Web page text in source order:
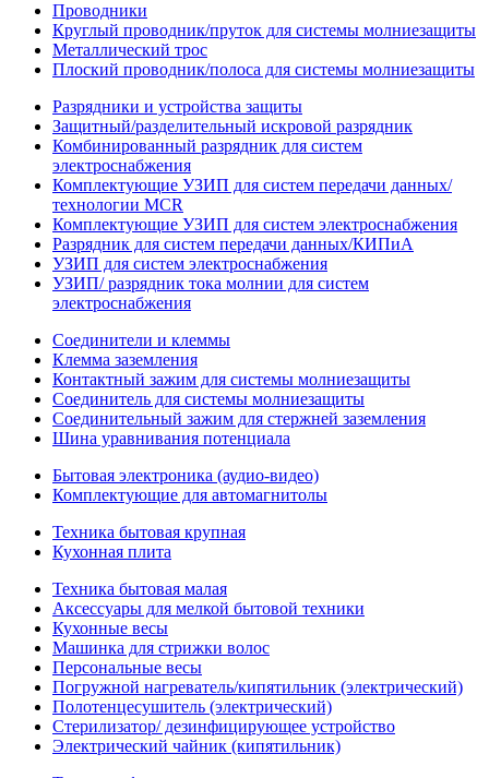
Проводники
Круглый проводник/пруток для системы молниезащиты
Металлический трос
Плоский проводник/полоса для системы молниезащиты
Разрядники и устройства защиты
Защитный/разделительный искровой разрядник
Комбинированный разрядник для систем
электроснабжения
Комплектующие УЗИП для систем передачи данных/
технологии MCR
Комплектующие УЗИП для систем электроснабжения
Разрядник для систем передачи данных/КИПиА
УЗИП для систем электроснабжения
УЗИП/ разрядник тока молнии для систем
электроснабжения
Соединители и клеммы
Клемма заземления
Контактный зажим для системы молниезащиты
Соединитель для системы молниезащиты
Соединительный зажим для стержней заземления
Шина уравнивания потенциала
Бытовая электроника (аудио-видео)
Комплектующие для автомагнитолы
Техника бытовая крупная
Кухонная плита
Техника бытовая малая
Аксессуары для мелкой бытовой техники
Кухонные весы
Машинка для стрижки волос
Персональные весы
Погружной нагреватель/кипятильник (электрический)
Полотенцесушитель (электрический)
Стерилизатор/ дезинфицирующее устройство
Электрический чайник (кипятильник)